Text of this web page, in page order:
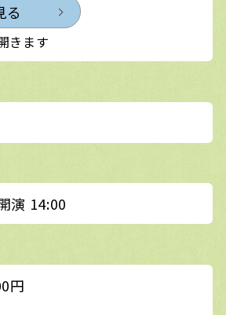
る
きます
演 14:00
円